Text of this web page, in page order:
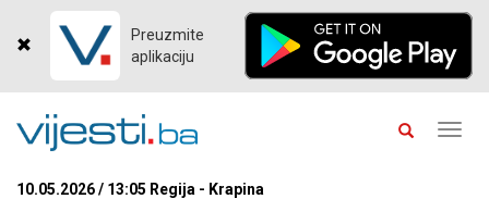
Preuzmite
aplikaciju
10.05.2026 / 13:05 Regija - Krapina